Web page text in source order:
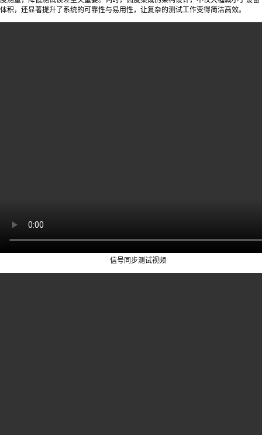
体积，还显著提升了系统的可靠性与易用性，让复杂的测试工作变得简洁高效。
信号同步测试视频